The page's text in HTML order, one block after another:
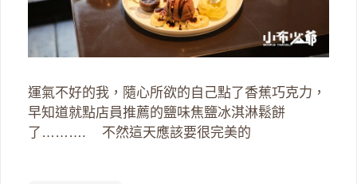
運氣不好的我，隨心所欲的自己點了香蕉巧克力，
早知道就點店員推薦的鹽味焦鹽冰淇淋鬆餅
了………. 不然這天應該要很完美的